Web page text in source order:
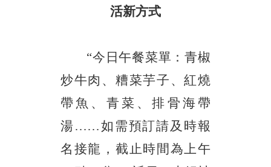
活新方式
“今日午餐菜單：青椒
炒牛肉、糟菜芋子、紅燒
帶魚、青菜、排骨海帶
湯……如需預訂請及時報
名接龍，截止時間為上午